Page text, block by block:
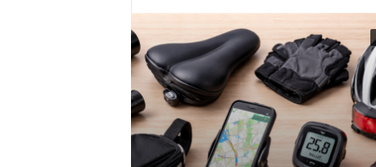
a
a
l
l
o
S
h
o